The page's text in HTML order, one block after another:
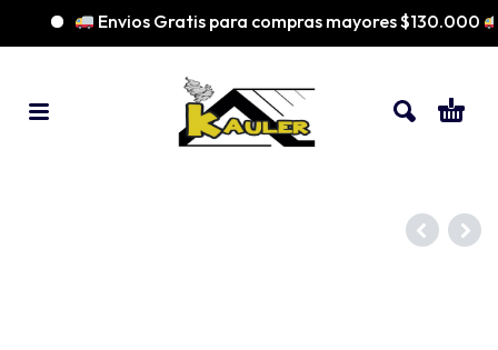
Envios Gratis para compras mayores $130.000